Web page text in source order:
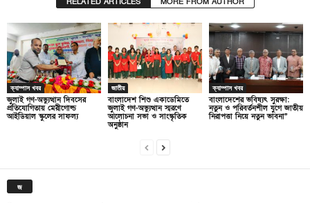
ক্যাম্পাস খবর
জুলাই গণ-অভ্যুত্থান দিবসের
প্রতিযোগিতায় মেরীগোল্ড
আইডিয়াল স্কুলের সাফল্য
জাতীয়
বাংলাদেশ শিশু একাডেমিতে
জুলাই গণ-অভ্যুত্থান স্মরণে
আলোচনা সভা ও সাংস্কৃতিক
অনুষ্ঠান
ক্যাম্পাস খবর
বাংলাদেশের ভবিষ্যৎ সুরক্ষা:
নতুন ও পরিবর্তনশীল যুগে জাতীয়
নিরাপত্তা নিয়ে নতুন ভাবনা”
জ